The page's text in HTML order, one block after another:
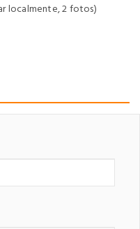
localmente, 2 fotos)